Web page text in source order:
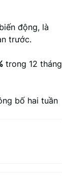
động, là
trước.
trong 12 tháng
bố hai tuần